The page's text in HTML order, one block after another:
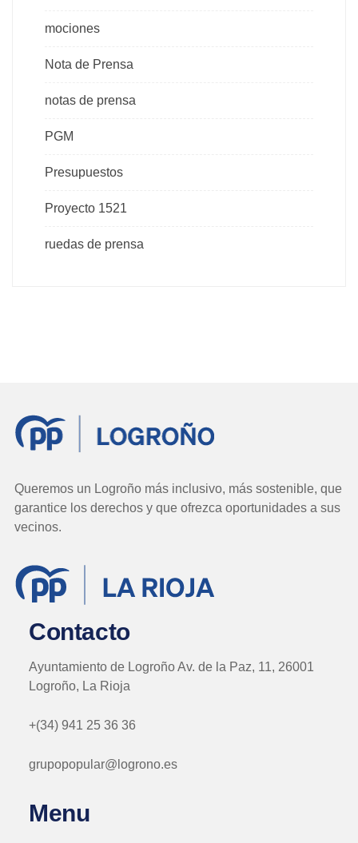
mociones
Nota de Prensa
notas de prensa
PGM
Presupuestos
Proyecto 1521
ruedas de prensa
Queremos un Logroño más inclusivo, más sostenible, que
garantice los derechos y que ofrezca oportunidades a sus
vecinos.
Contacto
Ayuntamiento de Logroño Av. de la Paz, 11, 26001
Logroño, La Rioja
+(34) 941 25 36 36
grupopopular@logrono.es
Menu